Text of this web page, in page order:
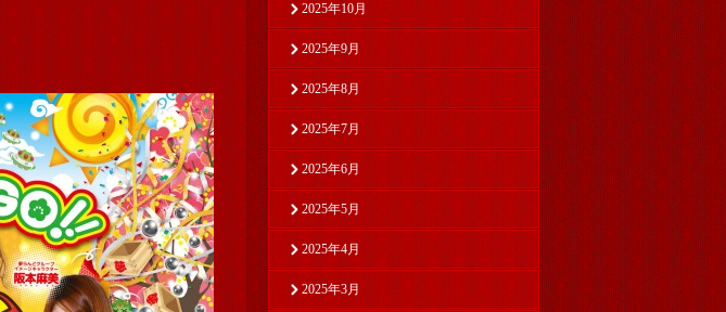
2025年10月
2025年9月
2025年8月
2025年7月
2025年6月
2025年5月
2025年4月
2025年3月